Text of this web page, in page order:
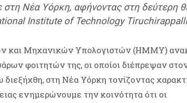
στη Νέα Υόρκη, αφήνοντας στη δεύτερη
Institute of Technology
και Μηχανικών Υπολογιστών (ΗΜΜΥ)
φοιτητών της, οι οποίοι διέπρεψαν
στη Νέα Υόρκη τονίζοντας
ενημερώνουμε την κοινότητα ότι οι